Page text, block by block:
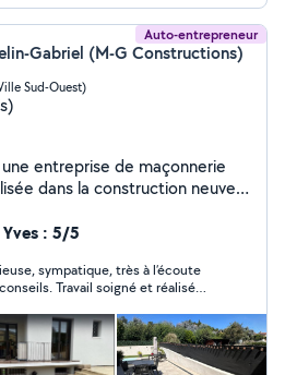
Auto-entrepreneur
Gabriel (M-G Constructions)
Sud-Ouest)
entreprise de maçonnerie
dans la construction neuve,
artisanal et notre rigueur
de projets durables,
normes en vigueur. Nous
et professionnels
générale : fondations,
murs, cloisons, faux plafond,
terrasses, murets et
: 5/5
sympatique, très à l’écoute
Travail soigné et réalisé
virement